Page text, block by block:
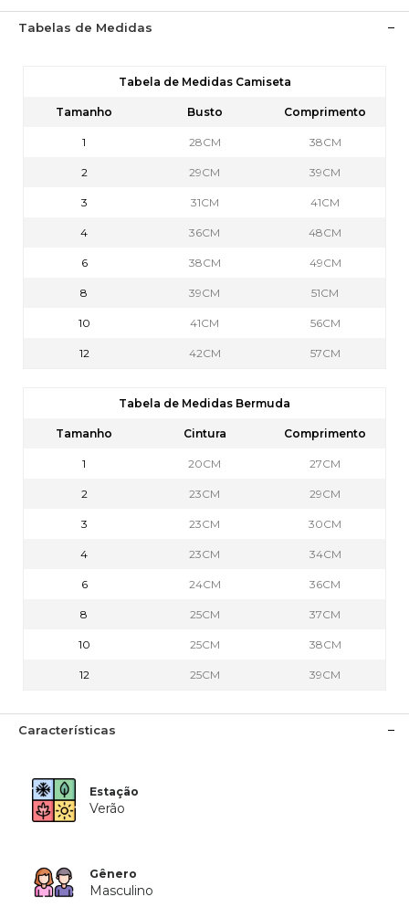
Tabelas de Medidas
Tabela de Medidas Camiseta
Tamanho Busto Comprimento
1 28CM 38CM
2 29CM 39CM
3 31CM 41CM
4 36CM 48CM
6 38CM 49CM
8 39CM 51CM
10 41CM 56CM
12 42CM 57CM
Tabela de Medidas Bermuda
Tamanho Cintura Comprimento
1 20CM 27CM
2 23CM 29CM
3 23CM 30CM
4 23CM 34CM
6 24CM 36CM
8 25CM 37CM
10 25CM 38CM
12 25CM 39CM
Características
Estação
Verão
Gênero
Masculino